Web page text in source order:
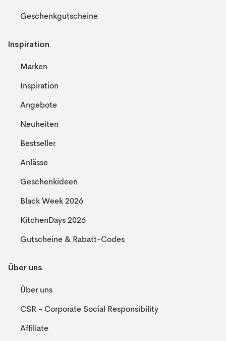
Geschenkgutscheine
Inspiration
Marken
Inspiration
Angebote
Neuheiten
Bestseller
Anlässe
Geschenkideen
Black Week 2026
KitchenDays 2026
Gutscheine & Rabatt-Codes
Über uns
Über uns
CSR - Corporate Social Responsibility
Affiliate